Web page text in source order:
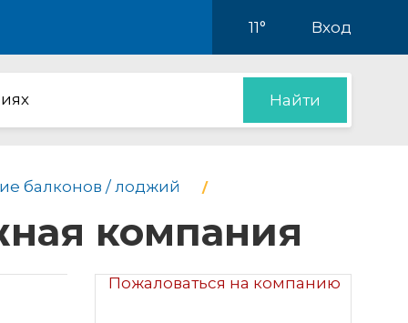
11° Вход
Найти
балконов / лоджий
компания
Пожаловаться на компанию